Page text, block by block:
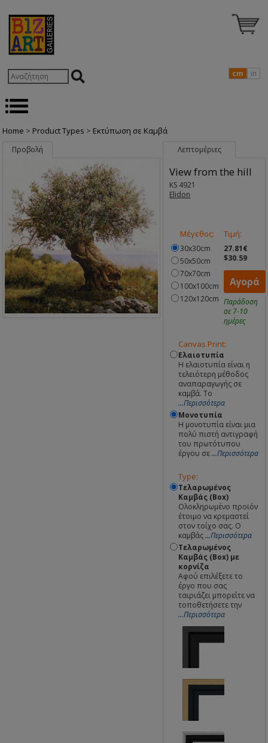
cm in
Home > Product Types > Εκτύπωση σε Καμβά
Προβολή Λεπτομέριες
View from the hill
KS 4921
Elidon
Μέγεθος:
30x30cm
50x50cm
70x70cm
100x100cm
120x120cm
Τιμή:
27.81€
$30.59
Αγορά
Παράδοση
σε 7-10
ημέρες
Canvas Print:
Ελαιοτυπία
Η ελαιοτυπία είναι η
τελειότερη μέθοδος
αναπαραγωγής σε
καμβά. Το
...Περισσότερα
Μονοτυπία
Η μονοτυπία είναι μια
πολύ πιστή αντιγραφή
του πρωτότυπου
έργου σε...Περισσότερα
Type:
Τελαρωμένος
Καμβάς (Box)
Ολοκληρωμένο προϊόν
έτοιμο να κρεμαστεί
στον τοίχο σας. Ο
καμβάς...Περισσότερα
Τελαρωμένος
Καμβάς (Box) με
κορνίζα
Αφού επιλέξετε το
έργο που σας
ταιριάζει μπορείτε να
τοποθετήσετε την
...Περισσότερα